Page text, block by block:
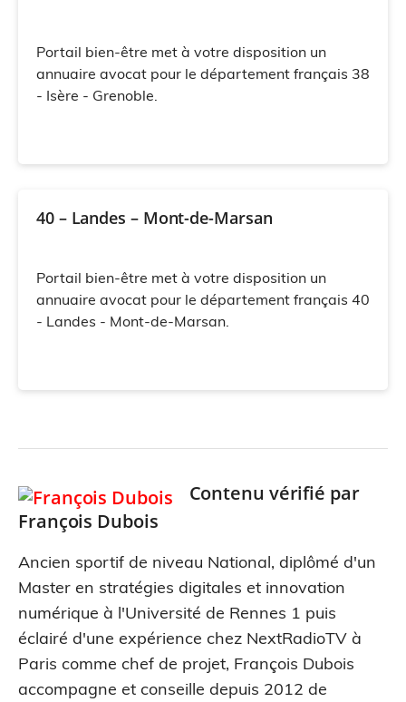
Portail bien-être met à votre disposition un
annuaire avocat pour le département français 38
- Isère - Grenoble.
40 – Landes – Mont-de-Marsan
Portail bien-être met à votre disposition un
annuaire avocat pour le département français 40
- Landes - Mont-de-Marsan.
Contenu vérifié par
François Dubois
Ancien sportif de niveau National, diplômé d'un
Master en stratégies digitales et innovation
numérique à l'Université de Rennes 1 puis
éclairé d'une expérience chez NextRadioTV à
Paris comme chef de projet, François Dubois
accompagne et conseille depuis 2012 de